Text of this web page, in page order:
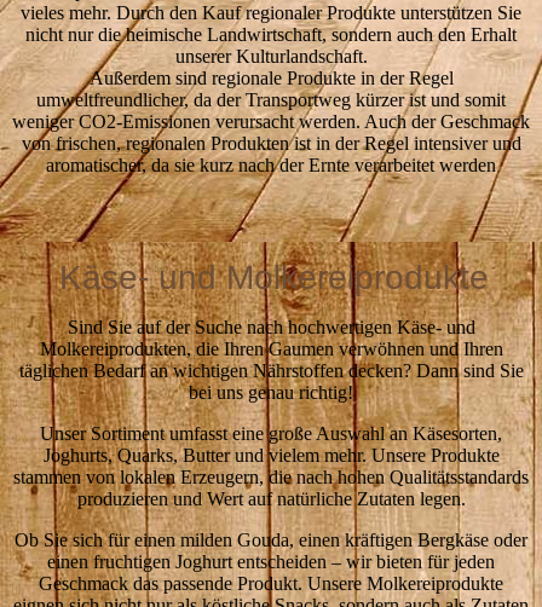
vieles mehr. Durch den Kauf regionaler Produkte unterstützen Sie
nicht nur die heimische Landwirtschaft, sondern auch den Erhalt
unserer Kulturlandschaft.
Außerdem sind regionale Produkte in der Regel
umweltfreundlicher, da der Transportweg kürzer ist und somit
weniger CO2-Emissionen verursacht werden. Auch der Geschmack
von frischen, regionalen Produkten ist in der Regel intensiver und
aromatischer, da sie kurz nach der Ernte verarbeitet werden
Käse- und Molkereiprodukte
Sind Sie auf der Suche nach hochwertigen Käse- und
Molkereiprodukten, die Ihren Gaumen verwöhnen und Ihren
täglichen Bedarf an wichtigen Nährstoffen decken? Dann sind Sie
bei uns genau richtig!
Unser Sortiment umfasst eine große Auswahl an Käsesorten,
Joghurts, Quarks, Butter und vielem mehr. Unsere Produkte
stammen von lokalen Erzeugern, die nach hohen Qualitätsstandards
produzieren und Wert auf natürliche Zutaten legen.
Ob Sie sich für einen milden Gouda, einen kräftigen Bergkäse oder
einen fruchtigen Joghurt entscheiden – wir bieten für jeden
Geschmack das passende Produkt. Unsere Molkereiprodukte